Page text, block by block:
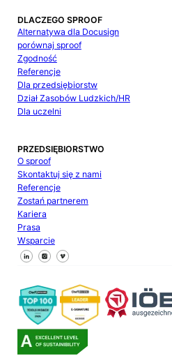
DLACZEGO SPROOF
Alternatywa dla Docusign
porównaj sproof
Zgodność
Referencje
Dla przedsiębiorstw
Dział Zasobów Ludzkich/HR
Dla uczelni
PRZEDSIĘBIORSTWO
O sproof
Skontaktuj się z nami
Referencje
Zostań partnerem
Kariera
Prasa
Wsparcie
Śledź nas na Facebooku
Śledź nas na X
Śledź nas na LinkedIn